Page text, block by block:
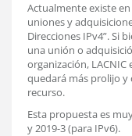
Actualmente existe
uniones y
Direcciones IPv4”. Si
una unión o
organización,
quedará más prolijo y
recurso.
Esta propuesta es
y 2019-3 (para IPv6).